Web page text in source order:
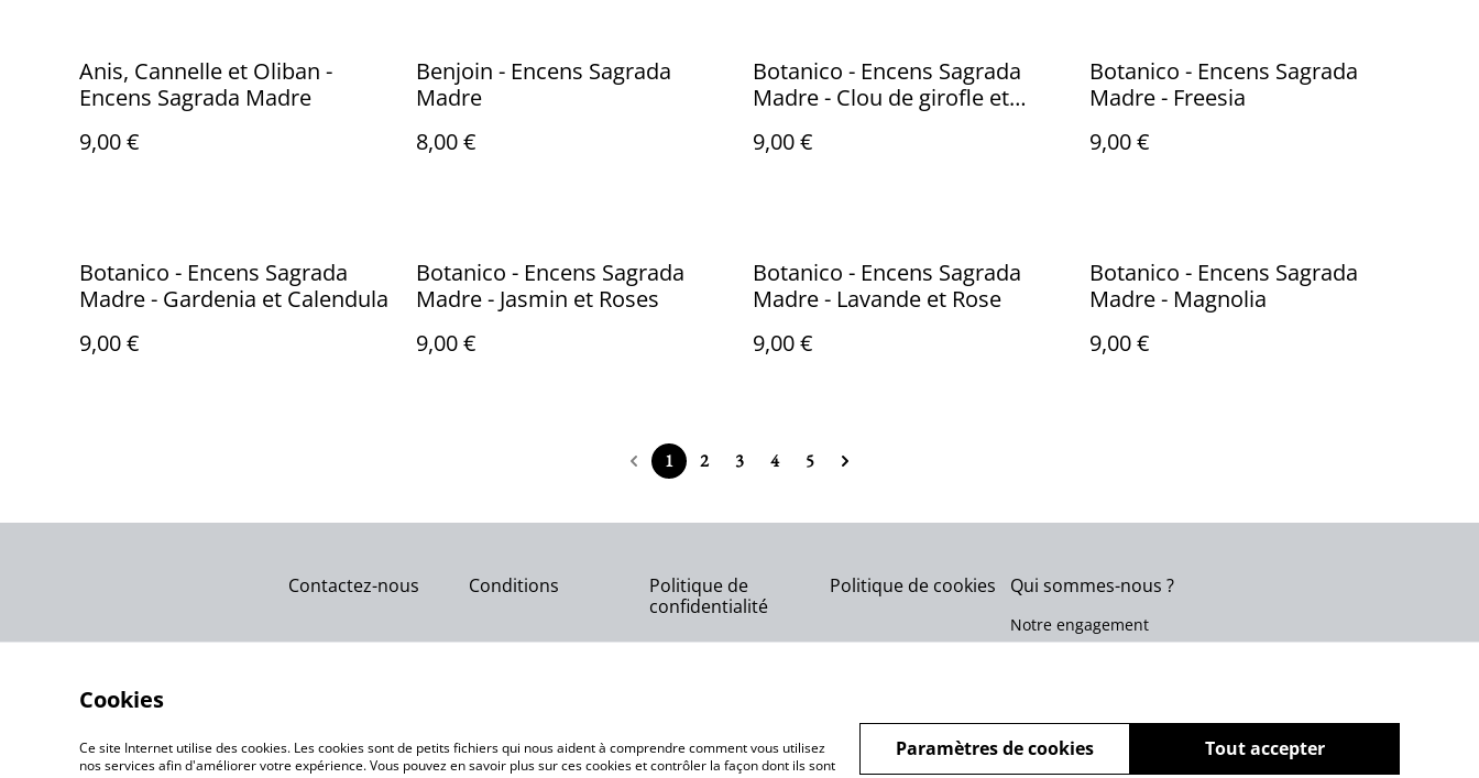
Anis, Cannelle et Oliban -
Encens Sagrada Madre
9,00 €
Benjoin - Encens Sagrada
Madre
8,00 €
Botanico - Encens Sagrada
Madre - Clou de girofle et
9,00 €
Botanico - Encens Sagrada
Madre - Freesia
9,00 €
Botanico - Encens Sagrada
Madre - Gardenia et Calendula
9,00 €
Botanico - Encens Sagrada
Madre - Jasmin et Roses
9,00 €
Botanico - Encens Sagrada
Madre - Lavande et Rose
9,00 €
Botanico - Encens Sagrada
Madre - Magnolia
9,00 €
1 2 3 4 5
Contactez-nous Conditions
Politique de
confidentialité
Politique de cookies Qui sommes-nous ?
Notre engagement
Cookies
Ce site Internet utilise des cookies. Les cookies sont de petits fichiers qui nous aident à comprendre comment vous utilisez
nos services afin d'améliorer votre expérience. Vous pouvez en savoir plus sur ces cookies et contrôler la façon dont ils sont
Tout accepter
Paramètres de cookies